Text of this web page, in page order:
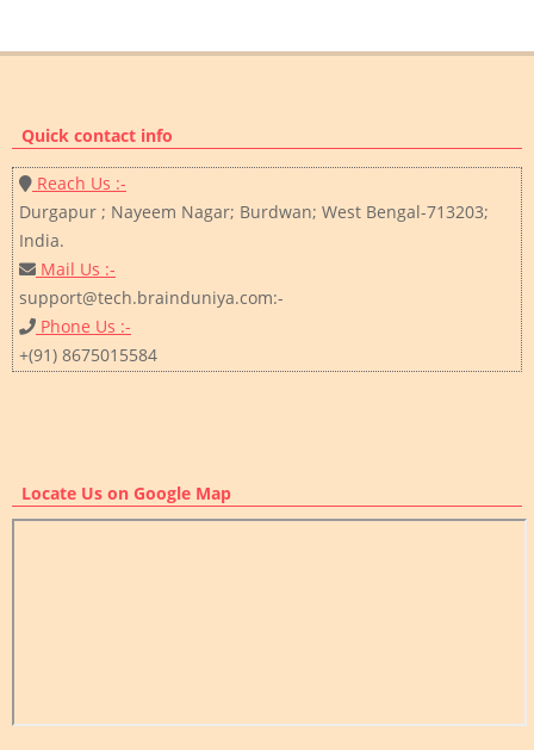
Quick contact info
Reach Us :-
Durgapur ; Nayeem Nagar; Burdwan; West Bengal-713203;
India.
Mail Us :-
support@tech.brainduniya.com:-
Phone Us :-
+(91) 8675015584
Locate Us on Google Map